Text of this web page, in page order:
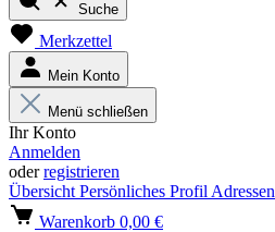
Suche
Merkzettel
Mein Konto
Menü schließen
Ihr Konto
Anmelden
oderregistrieren
Übersicht Persönliches Profil Adressen
Warenkorb 0,00 €